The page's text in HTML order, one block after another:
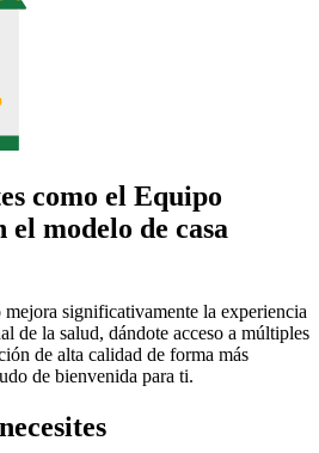
como el Equipo
modelo de casa
significativamente la experiencia
de la salud, dándote acceso a múltiples
de alta calidad de forma más
de bienvenida para ti.